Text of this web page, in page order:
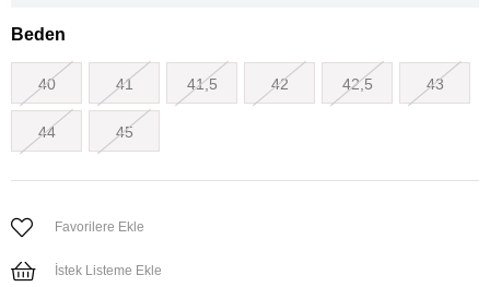
Beden
40 41 41,5 42 42,5 43
44 45
Favorilere Ekle
İstek Listeme Ekle